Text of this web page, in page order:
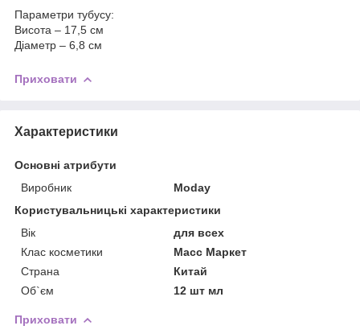
Параметри тубусу:
Висота – 17,5 см
Діаметр – 6,8 см
Приховати
Характеристики
Основні атрибути
Виробник
Moday
Користувальницькі характеристики
Вік
для всех
Клас косметики
Масс Маркет
Страна
Китай
Об`єм
12 шт мл
Приховати